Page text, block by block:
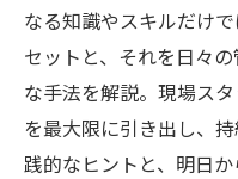
なる知識やスキルだけ
セットと、それを日々
な手法を解説。現場ス
を最大限に引き出し、
践的なヒントと、明日